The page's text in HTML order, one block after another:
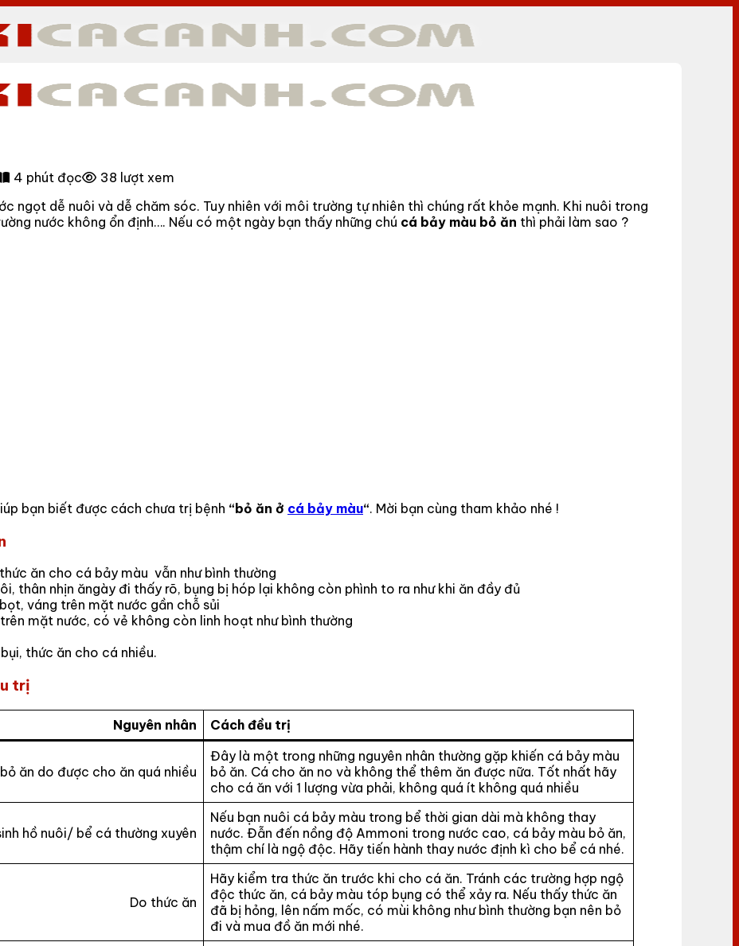
4 phút đọc
38 lượt xem
ngọt dễ nuôi và dễ chăm sóc. Tuy nhiên với môi trường tự nhiên thì chúng rất khỏe mạnh. Khi nuôi trong
nước không ổn định…. Nếu có một ngày bạn thấy những chú cá bảy màu bỏ ăn thì phải làm sao ?
bạn biết được cách chưa trị bệnh “bỏ ăn ở cá bảy màu“. Mời bạn cùng tham khảo nhé !
ăn cho cá bảy màu vẫn như bình thường
thân nhịn ăngày đi thấy rõ, bụng bị hóp lại không còn phình to ra như khi ăn đầy đủ
váng trên mặt nước gần chỗ sủi
mặt nước, có vẻ không còn linh hoạt như bình thường
thức ăn cho cá nhiều.
trị
Nguyên nhân Cách đều trị
ăn do được cho ăn quá nhiều
Đây là một trong những nguyên nhân thường gặp khiến cá bảy màu
bỏ ăn. Cá cho ăn no và không thể thêm ăn được nữa. Tốt nhất hãy
cho cá ăn với 1 lượng vừa phải, không quá ít không quá nhiều
hồ nuôi/ bể cá thường xuyên
Nếu bạn nuôi cá bảy màu trong bể thời gian dài mà không thay
nước. Đẫn đến nồng độ Ammoni trong nước cao, cá bảy màu bỏ ăn,
thậm chí là ngộ độc. Hãy tiến hành thay nước định kì cho bể cá nhé.
Do thức ăn
Hãy kiểm tra thức ăn trước khi cho cá ăn. Tránh các trường hợp ngộ
độc thức ăn, cá bảy màu tóp bụng có thể xảy ra. Nếu thấy thức ăn
đã bị hỏng, lên nấm mốc, có mùi không như bình thường bạn nên bỏ
đi và mua đồ ăn mới nhé.